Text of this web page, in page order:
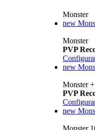
Monster
new
Monster
PVP
new
Monster +
PVP
new
Monster